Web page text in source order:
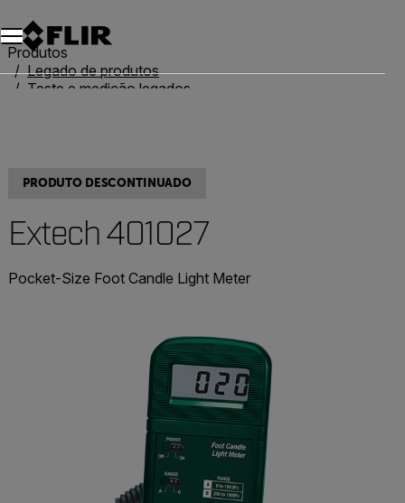
Produtos
Legado de produtos
Teste e medição legados
PRODUTO DESCONTINUADO
Extech 401027
Pocket-Size Foot Candle Light Meter